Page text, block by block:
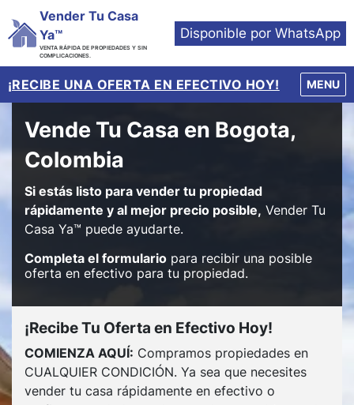
Vender Tu Casa
Ya™
VENTA RÁPIDA DE PROPIEDADES Y SIN
COMPLICACIONES.
Disponible por WhatsApp
¡RECIBE UNA OFERTA EN EFECTIVO HOY! MENU
OPEN
Vende Tu Casa en Bogota,
Colombia
Si estás listo para vender tu propiedad
rápidamente y al mejor precio posible, Vender Tu
Casa Ya™ puede ayudarte.
Completa el formulario para recibir una posible
oferta en efectivo para tu propiedad.
¡Recibe Tu Oferta en Efectivo Hoy!
COMIENZA AQUÍ: Compramos propiedades en
CUALQUIER CONDICIÓN. Ya sea que necesites
vender tu casa rápidamente en efectivo o